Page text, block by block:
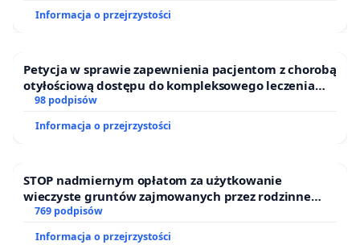
Informacja o przejrzystości
Petycja w sprawie zapewnienia pacjentom z chorobą
otyłościową dostępu do kompleksowego leczenia
oraz programów profilaktycznych.
98 podpisów
Informacja o przejrzystości
STOP nadmiernym opłatom za użytkowanie
wieczyste gruntów zajmowanych przez rodzinne
ogrody działkowe.
769 podpisów
Informacja o przejrzystości